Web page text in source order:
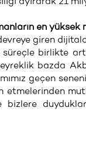
en
giren
süreçle birlikte
bazda
geçen
bizlere